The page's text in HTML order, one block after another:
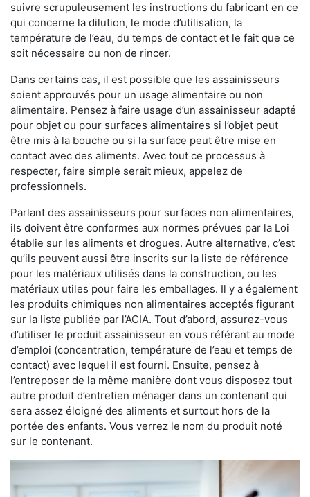
suivre scrupuleusement les instructions du fabricant en ce
qui concerne la dilution, le mode d’utilisation, la
température de l’eau, du temps de contact et le fait que ce
soit nécessaire ou non de rincer.
Dans certains cas, il est possible que les assainisseurs
soient approuvés pour un usage alimentaire ou non
alimentaire. Pensez à faire usage d’un assainisseur adapté
pour objet ou pour surfaces alimentaires si l’objet peut
être mis à la bouche ou si la surface peut être mise en
contact avec des aliments. Avec tout ce processus à
respecter, faire simple serait mieux, appelez de
professionnels.
Parlant des assainisseurs pour surfaces non alimentaires,
ils doivent être conformes aux normes prévues par la Loi
établie sur les aliments et drogues. Autre alternative, c’est
qu’ils peuvent aussi être inscrits sur la liste de référence
pour les matériaux utilisés dans la construction, ou les
matériaux utiles pour faire les emballages. Il y a également
les produits chimiques non alimentaires acceptés figurant
sur la liste publiée par l’ACIA. Tout d’abord, assurez-vous
d’utiliser le produit assainisseur en vous référant au mode
d’emploi (concentration, température de l’eau et temps de
contact) avec lequel il est fourni. Ensuite, pensez à
l’entreposer de la même manière dont vous disposez tout
autre produit d’entretien ménager dans un contenant qui
sera assez éloigné des aliments et surtout hors de la
portée des enfants. Vous verrez le nom du produit noté
sur le contenant.